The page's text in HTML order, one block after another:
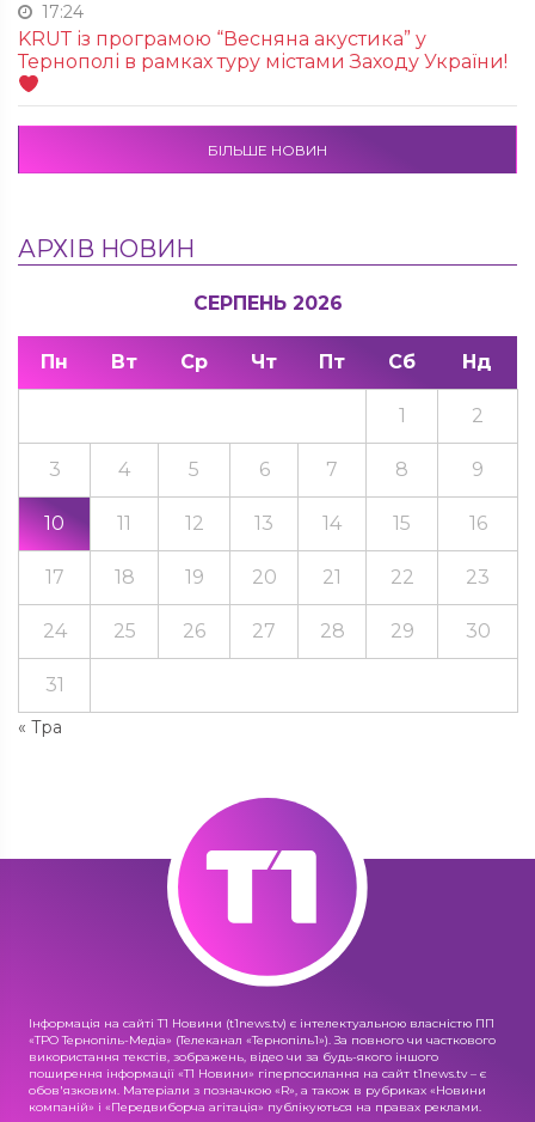
17:24
KRUТ із програмою “Весняна акустика” у
Тернополі в рамках туру містами Заходу України!
БІЛЬШЕ НОВИН
АРХІВ НОВИН
СЕРПЕНЬ 2026
Пн Вт Ср Чт Пт Сб Нд
« Тра
1 2
3 4 5 6 7 8 9
10 11 12 13 14 15 16
17 18 19 20 21 22 23
24 25 26 27 28 29 30
31
Інформація на сайті Т1 Новини (t1news.tv) є інтелектуальною власністю ПП
«ТРО Тернопіль-Медіа» (Телеканал «Тернопіль1»). За повного чи часткового
використання текстів, зображень, відео чи за будь-якого іншого
поширення інформації «Т1 Новини» гіперпосилання на сайт t1news.tv – є
обов'язковим. Матеріали з позначкою «R», а також в рубриках «Новини
компаній» і «Передвиборча агітація» публікуються на правах реклами.